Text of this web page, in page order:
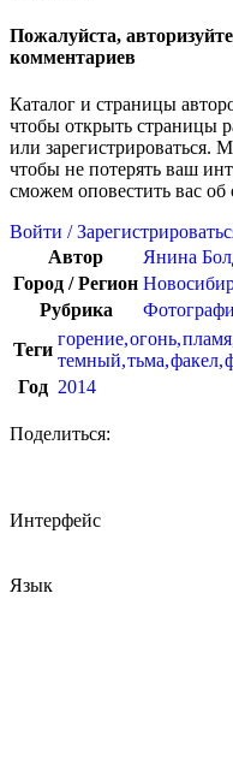
Пожалуйста,
комментариев
Каталог и страницы
чтобы открыть страницы
или зарегистрироваться.
чтобы не потерять ваш
сможем оповестить вас
Войти /
Автор
Янина
Город / Регион
Рубрика
Теги
горение,огонь,пламя
темный,тьма,факел,
Год 2014
Поделиться:
Интерфейс
Язык